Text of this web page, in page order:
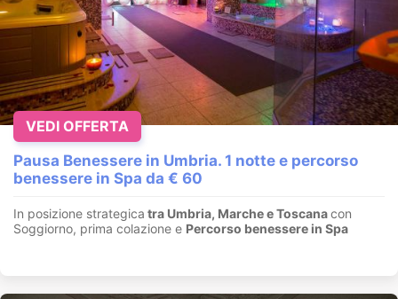
Pausa Benessere in Umbria. 1 notte e percorso
benessere in Spa da € 60
In posizione strategica tra Umbria, Marche e Toscanacon
Soggiorno, prima colazione e Percorso benessere in Spa
VEDI OFFERTA